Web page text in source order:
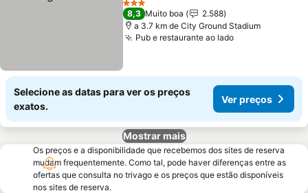
3 Estrelas
8,3 Muito boa
2.588
a 3.7 km de City Ground Stadium
Pub e restaurante ao lado
Selecione as datas para ver os preços
exatos.
Ver preços
Mostrar mais
Os preços e a disponibilidade que recebemos dos sites de reserva
mudam frequentemente. Como tal, pode haver diferenças entre as
ofertas que consulta no trivago e os preços que estão disponíveis
nos sites de reserva.